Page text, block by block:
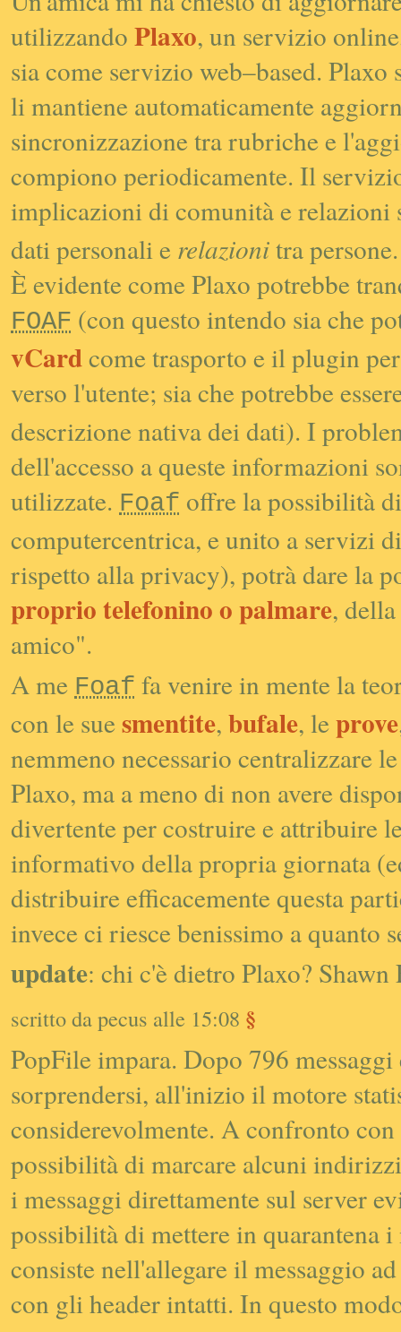
utilizzando Plaxo, un servizio
sia come servizio web–based. Plaxo
li mantiene automaticamente
sincronizzazione tra rubriche e
compiono periodicamente. Il
implicazioni di comunità e
dati personali e relazionitra persone.
È evidente come Plaxo potrebbe
FOAF (con questo intendo sia che
vCardcome trasporto e il plugin
verso l'utente; sia che potrebbe
descrizione nativa dei dati). I
dell'accesso a queste informazioni
utilizzate. Foaf offre la possibilità
computercentrica, e unito a servizi
rispetto allaprivacy), potrà dare la
proprio telefonino o palmare,
amico".
A me Foaf fa venire in mente la
con le suesmentite, bufale, leprove
nemmeno necessario centralizzare
Plaxo, ma a meno di non avere
divertente per costruire e attribuire
informativo della propria giornata
distribuire efficacemente questa
invece ci riesce benissimo a quanto
update: chi c'è dietro Plaxo?
scritto da pecus alle 15:08 §
PopFile impara. Dopo 796
sorprendersi, all'inizio il motore
considerevolmente. A confronto con
possibilità di marcare alcuni
i messaggi direttamente sul server
possibilità di mettere in quarantena
consiste nell'allegare il messaggio
con gliheaderintatti. In questo